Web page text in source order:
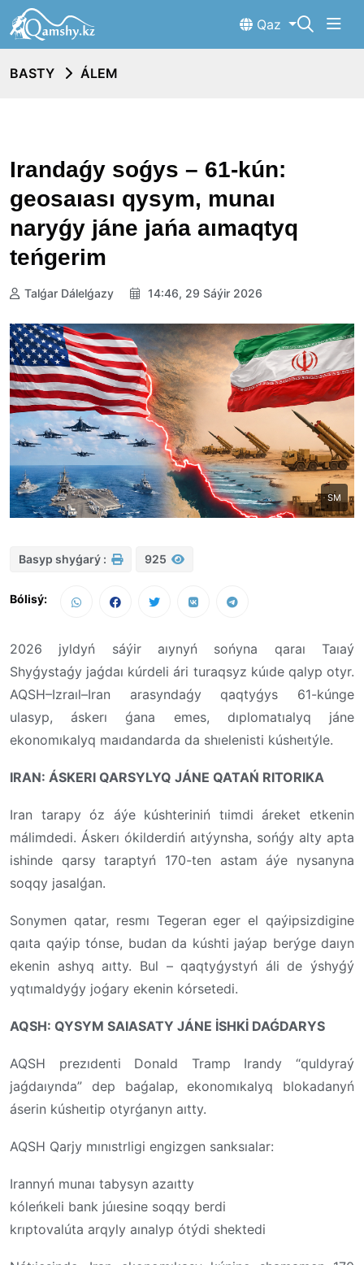
Qaz
BASTY ÁLEM
Irandaǵy soǵys – 61-kún:
geosaıası qysym, munaı
naryǵy jáne jańa aımaqtyq
teńgerim
Talǵar Dálelǵazy 14:46, 29 Sáýir 2026
SM
Basyp shyǵarý : 925
Bólisý:
2026 jyldyń sáýir aıynyń sońyna qaraı Taıaý
Shyǵystaǵy jaǵdaı kúrdeli ári turaqsyz kúıde qalyp otyr.
AQSH–Izraıl–Iran arasyndaǵy qaqtyǵys 61-kúnge
ulasyp, áskerı ǵana emes, dıplomatıalyq jáne
ekonomıkalyq maıdandarda da shıelenisti kúsheıtýle.
IRAN: ÁSKERI QARSYLYQ JÁNE QATAŃ RITORIKA
Iran tarapy óz áýe kúshteriniń tıimdi áreket etkenin
málimdedi. Áskerı ókilderdiń aıtýynsha, sońǵy alty apta
ishinde qarsy taraptyń 170-ten astam áýe nysanyna
soqqy jasalǵan.
Sonymen qatar, resmı Tegeran eger el qaýipsizdigine
qaıta qaýip tónse, budan da kúshti jaýap berýge daıyn
ekenin ashyq aıtty. Bul – qaqtyǵystyń áli de ýshyǵý
yqtımaldyǵy joǵary ekenin kórsetedi.
AQSH: QYSYM SAIASATY JÁNE İSHKİ DAǴDARYS
AQSH prezıdenti Donald Tramp Irandy “quldyraý
jaǵdaıynda” dep baǵalap, ekonomıkalyq blokadanyń
áserin kúsheıtip otyrǵanyn aıtty.
AQSH Qarjy mınıstrligi engizgen sanksıalar:
Irannyń munaı tabysyn azaıtty
kóleńkeli bank júıesine soqqy berdi
krıptovalúta arqyly aınalyp ótýdi shektedi